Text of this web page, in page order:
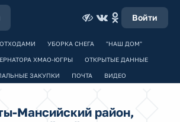
Войти
УБОРКА СНЕГА "НАШ ДОМ"
ХМАО-ЮГРЫ ОТКРЫТЫЕ ДАННЫЕ
ЗАКУПКИ ПОЧТА ВИДЕО
Мансийский район,